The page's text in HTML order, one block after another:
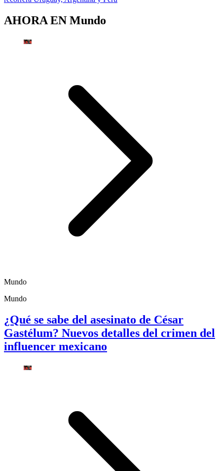
AHORA EN Mundo
Mundo
Mundo
¿Qué se sabe del asesinato de César
Gastélum? Nuevos detalles del crimen del
influencer mexicano